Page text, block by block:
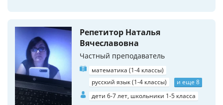
Репетитор Наталья
Вячеславовна
Частный преподаватель
математика (1-4 классы)
русский язык (1-4 классы)
и еще 8
дети 6-7 лет, школьники 1-5 класса